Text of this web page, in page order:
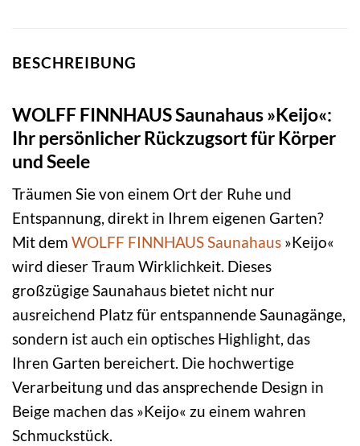
BESCHREIBUNG
WOLFF FINNHAUS Saunahaus »Keijo«:
Ihr persönlicher Rückzugsort für Körper
und Seele
Träumen Sie von einem Ort der Ruhe und
Entspannung, direkt in Ihrem eigenen Garten?
Mit dem WOLFF FINNHAUSSaunahaus »Keijo«
wird dieser Traum Wirklichkeit. Dieses
großzügige Saunahaus bietet nicht nur
ausreichend Platz für entspannende Saunagänge,
sondern ist auch ein optisches Highlight, das
Ihren Garten bereichert. Die hochwertige
Verarbeitung und das ansprechende Design in
Beige machen das »Keijo« zu einem wahren
Schmuckstück.